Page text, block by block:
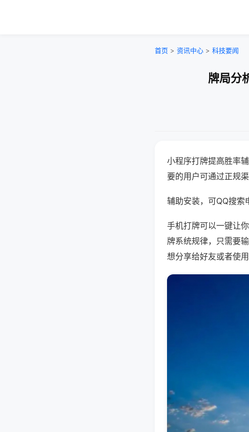
首页 > 资讯中心 > 科技要闻
牌局分
小程序打牌提高胜率
要的用户可通过正规渠
辅助安装，可QQ搜
手机打牌可以一键让
牌系统规律，只需要
想分享给好友或者使